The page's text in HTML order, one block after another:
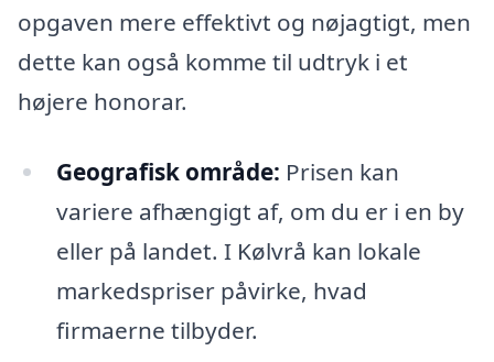
opgaven mere effektivt og nøjagtigt, men
dette kan også komme til udtryk i et
højere honorar.
Geografisk område: Prisen kan
variere afhængigt af, om du er i en by
eller på landet. I Kølvrå kan lokale
markedspriser påvirke, hvad
firmaerne tilbyder.